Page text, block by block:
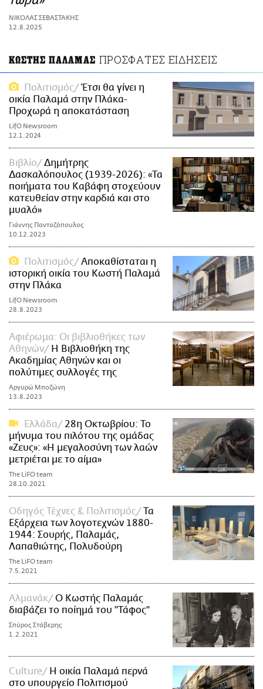
ΑΜΠΑ
PRINT
ΝΙΚΟΛΑΣ ΣΕΒΑΣΤΑΚΗΣ
12.8.2025
ΚΩΣΤΗΣ ΠΑΛΑΜΑΣ ΠΡΟΣΦΑΤΕΣ ΕΙΔΗΣΕΙΣ
Πολιτισμός
Έτσι θα γίνει η
οικία Παλαμά στην Πλάκα-
Προχωρά η αποκατάσταση
LifO Newsroom
12.1.2024
Βιβλίο
Δημήτρης
Δασκαλόπουλος (1939-2026): «Τα
ποιήματα του Καβάφη στοχεύουν
κατευθείαν στην καρδιά και στο
μυαλό»
Γιάννης Πανταζόπουλος
10.12.2023
Πολιτισμός
Αποκαθίσταται η
ιστορική οικία του Κωστή Παλαμά
στην Πλάκα
LifO Newsroom
28.8.2023
Αφιέρωμα: Οι βιβλιοθήκες των
Αθηνών
Η Βιβλιοθήκη της
Ακαδημίας Αθηνών και οι
πολύτιμες συλλογές της
Αργυρώ Μποζώνη
13.8.2023
Ελλάδα
28η Οκτωβρίου: Το
μήνυμα του πιλότου της ομάδας
«Ζευς»: «Η μεγαλοσύνη των λαών
μετριέται με το αίμα»
The LiFO team
28.10.2021
Οδηγός Τέχνες & Πολιτισμός
Τα
Εξάρχεια των λογοτεχνών 1880-
1944: Σουρής, Παλαμάς,
Λαπαθιώτης, Πολυδούρη
The LiFO team
7.5.2021
Αλμανάκ
Ο Κωστής Παλαμάς
διαβάζει το ποίημά του "Τάφος"
Σπύρος Στάβερης
1.2.2021
Culture
Η οικία Παλαμά περνά
στο υπουργείο Πολιτισμού